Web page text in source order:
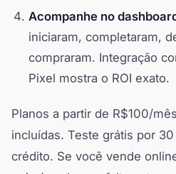
Acompanhe no
iniciaram, completaram,
compraram. Integração
Pixel mostra o ROI exato.
Planos a partir de R$100/
incluídas. Teste grátis por
crédito. Se você vende